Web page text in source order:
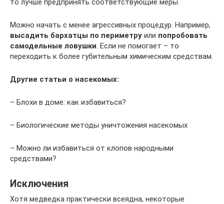
Можно начать с менее агрессивных процедур. Например,
высадить бархатцы по периметру или попробовать
самодельные ловушки . Если не помогает – то
переходить к более губительным химическим средствам.
Другие статьи о насекомых:
– Блохи в доме: как избавиться?
– Биологические методы уничтожения насекомых
– Можно ли избавиться от клопов народными
средствами?
Исключения
Хотя медведка практически всеядна, некоторые